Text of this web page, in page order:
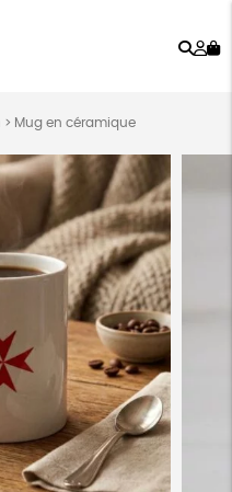
> Mug en céramique